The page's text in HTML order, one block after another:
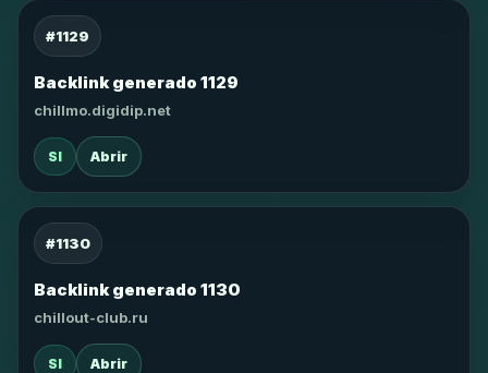
#1129
Backlink generado 1129
chillmo.digidip.net
SI Abrir
#1130
Backlink generado 1130
chillout-club.ru
SI Abrir